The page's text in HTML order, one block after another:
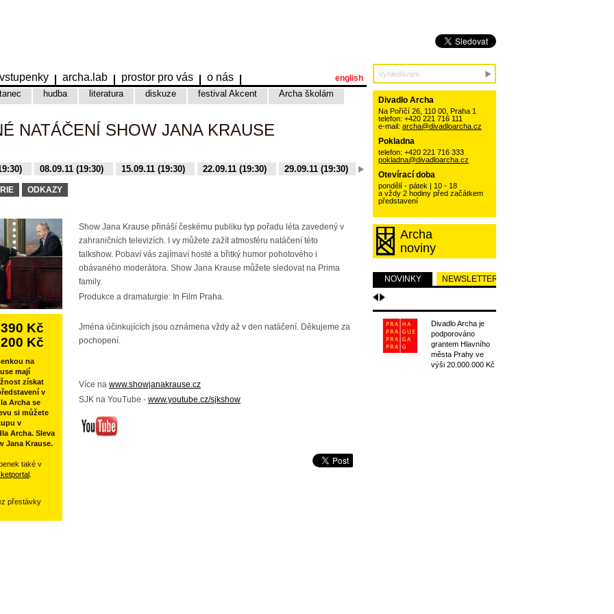
vstupenky archa.lab prostor pro vás o nás
tanec hudba literatura diskuze festival Akcent Archa školám
english
NATÁČENÍ SHOW JANA KRAUSE
08.09.11 (19:30) 15.09.11 (19:30) 22.09.11 (19:30) 29.09.11 (19:30) 06.10.11 (19:30)
16.11.15 (19:30) 01.09.11 (19:30)
ODKAZY
Show Jana Krause přináší českému publiku typ pořadu léta zavedený v
zahraničních televizích. I vy můžete zažít atmosféru natáčení této
talkshow. Pobaví vás zajímaví hosté a břitký humor pohotového i
obávaného moderátora. Show Jana Krause můžete sledovat na Prima
family.
Produkce a dramaturgie: In Film Praha.
Jména účinkujících jsou oznámena vždy až v den natáčení. Děkujeme za
pochopení.
Více na www.showjanakrause.cz
SJK na YouTube - www.youtube.cz/sjkshow
390 Kč
200 Kč
na
mají
získat
v
Archa se
si můžete
v
Archa. Sleva
Jana Krause.
také v
přestávky
Divadlo Archa
Na Poříčí 26, 110 00, Praha 1
telefon: +420 221 716 111
e-mail: archa@divadloarcha.cz
Pokladna
telefon: +420 221 716 333
pokladna@divadloarcha.cz
Otevírací doba
pondělí - pátek | 10 - 18
a vždy 2 hodiny před začátkem
představení
Archa
noviny
NOVINKY NEWSLETTER
Divadlo Archa je
podporováno
grantem Hlavního
města Prahy ve
výši 20.000.000 Kč